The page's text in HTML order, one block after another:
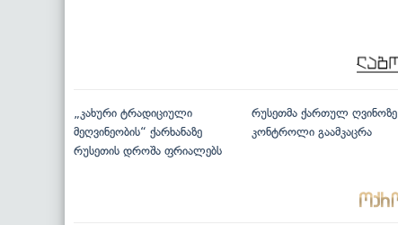
„კახური ტრადიციული
მეღვინეობის“ ქარხანაზე
რუსეთის დროშა ფრიალებს
რუსეთმა ქართულ ღვინოზე
კონტროლი გაამკაცრა